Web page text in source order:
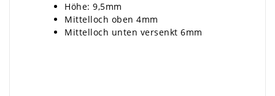
Höhe: 9,5mm
Mittelloch oben 4mm
Mittelloch unten versenkt 6mm